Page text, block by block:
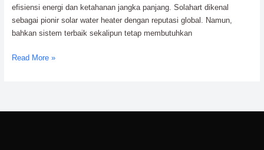
efisiensi energi dan ketahanan jangka panjang. Solahart dikenal
sebagai pionir solar water heater dengan reputasi global. Namun,
bahkan sistem terbaik sekalipun tetap membutuhkan
Read More »